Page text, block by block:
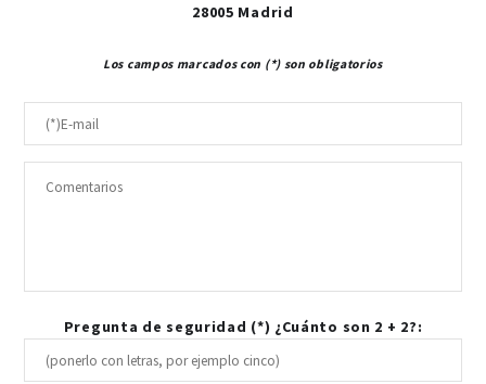
28005 Madrid
Los campos marcados con (*) son obligatorios
Pregunta de seguridad (*) ¿Cuánto son 2 + 2?: